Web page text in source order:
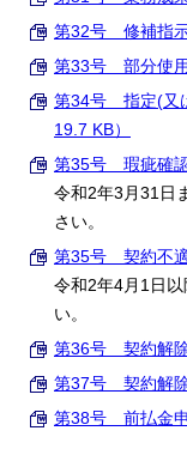
第32号 修補指示
第33号 部分使用
第34号 指定(又
19.7 KB）
第35号 瑕疵確認
令和2年3月31日
さい。
第35号 契約不適
令和2年4月1日
い。
第36号 契約解除
第37号 契約解除
第38号 前払金申